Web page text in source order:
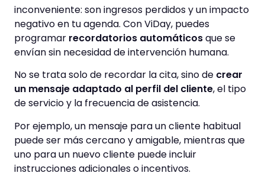
inconveniente: son ingresos perdidos y un impacto
negativo en tu agenda. Con ViDay, puedes
programar recordatorios automáticosque se
envían sin necesidad de intervención humana.
No se trata solo de recordar la cita, sino de crear
un mensaje adaptado al perfil del cliente, el tipo
de servicio y la frecuencia de asistencia.
Por ejemplo, un mensaje para un cliente habitual
puede ser más cercano y amigable, mientras que
uno para un nuevo cliente puede incluir
instrucciones adicionales o incentivos.